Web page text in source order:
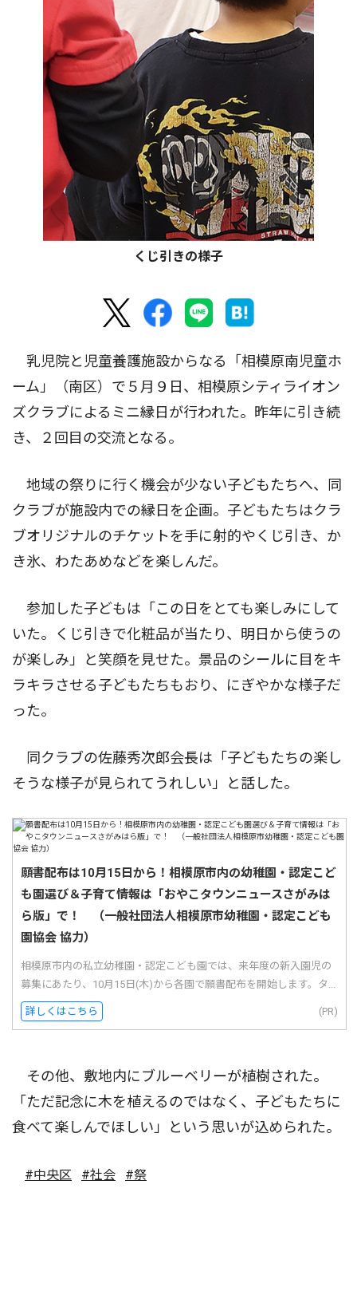
くじ引きの様子
乳児院と児童養護施設からなる「相模原南児童ホ
ーム」（南区）で５月９日、相模原シティライオン
ズクラブによるミニ縁日が行われた。昨年に引き続
き、２回目の交流となる。
地域の祭りに行く機会が少ない子どもたちへ、同
クラブが施設内での縁日を企画。子どもたちはクラ
ブオリジナルのチケットを手に射的やくじ引き、か
き氷、わたあめなどを楽しんだ。
参加した子どもは「この日をとても楽しみにして
いた。くじ引きで化粧品が当たり、明日から使うの
が楽しみ」と笑顔を見せた。景品のシールに目をキ
ラキラさせる子どもたちもおり、にぎやかな様子だ
った。
同クラブの佐藤秀次郎会長は「子どもたちの楽し
そうな様子が見られてうれしい」と話した。
願書配布は10月15日から！相模原市内の幼稚園・認定こど
も園選び＆子育て情報は「おやこタウンニュースさがみは
ら版」で！ （一般社団法人相模原市幼稚園・認定こども
園協会 協力）
相模原市内の私立幼稚園・認定こども園では、来年度の新入園児の
募集にあたり、10月15日(木)から各園で願書配布を開始します。タ...
詳しくはこちら (PR)
その他、敷地内にブルーベリーが植樹された。
「ただ記念に木を植えるのではなく、子どもたちに
食べて楽しんでほしい」という思いが込められた。
#中央区 #社会 #祭